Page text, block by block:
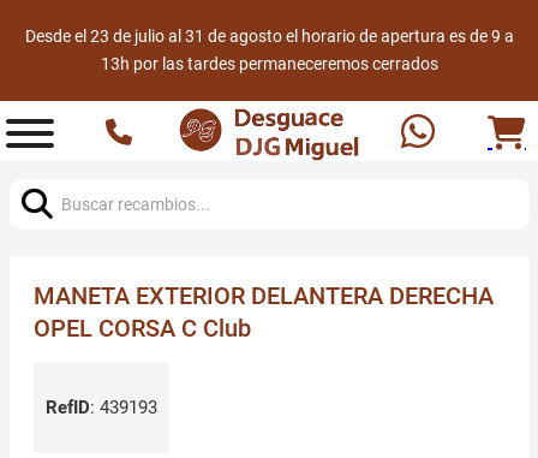
Desde el 23 de julio al 31 de agosto el horario de apertura es de 9 a
13h por las tardes permaneceremos cerrados
MANETA EXTERIOR DELANTERA DERECHA
OPEL CORSA C Club
RefID: 439193